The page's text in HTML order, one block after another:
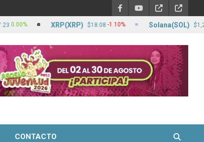
CONTACTO
XRP(XRP) $18.08 -1.10% Solana(SOL) $1,269.18 -0.10%